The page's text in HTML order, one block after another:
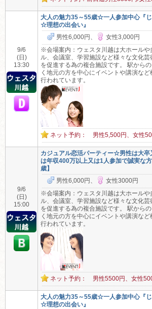
9/6
(日)
13:30
大人の魅力35～55歳☆一人参加中心『
☆理想の出会い』
男性6,000円、
女性3,000円
※会場案内：ウェスタ川越は大ホールや
ル、会議室、学習施設など様々な文化芸
を促進する為の複合施設です。 駅から
く地元の方を中心にイベントや講演な
行われています。
ネット予約： 男性5,500円、女性
9/6
(日)
15:00
カジュアル恋活パーティー☆男性は大卒
は年収400万以上又は1人参加で誠実な
歳】
男性6,000円、
女性3000円
※会場案内：ウェスタ川越は大ホールや
ル、会議室、学習施設など様々な文化芸
を促進する為の複合施設です。 駅から
く地元の方を中心にイベントや講演な
行われています。
ネット予約： 男性5500円、女性
大人の魅力35～55歳☆一人参加中心『
☆理想の出会い』